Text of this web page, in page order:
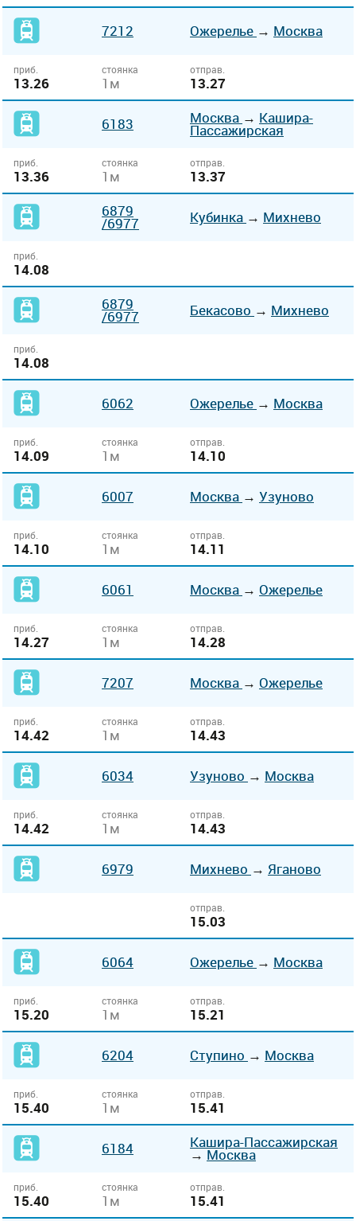
7212 Ожерелье → Москва
приб.
13.26
стоянка
1м
отправ.
13.27
6183 Москва → Кашира-
Пассажирская
приб.
13.36
стоянка
1м
отправ.
13.37
6879
/6977 Кубинка → Михнево
приб.
14.08
6879
/6977 Бекасово → Михнево
приб.
14.08
6062 Ожерелье → Москва
приб.
14.09
стоянка
1м
отправ.
14.10
6007 Москва → Узуново
приб.
14.10
стоянка
1м
отправ.
14.11
6061 Москва → Ожерелье
приб.
14.27
стоянка
1м
отправ.
14.28
7207 Москва → Ожерелье
приб.
14.42
стоянка
1м
отправ.
14.43
6034 Узуново → Москва
приб.
14.42
стоянка
1м
отправ.
14.43
6979 Михнево → Яганово
отправ.
15.03
6064 Ожерелье → Москва
приб.
15.20
стоянка
1м
отправ.
15.21
6204 Ступино → Москва
приб.
15.40
стоянка
1м
отправ.
15.41
6184 Кашира-Пассажирская
→Москва
приб.
15.40
стоянка
1м
отправ.
15.41